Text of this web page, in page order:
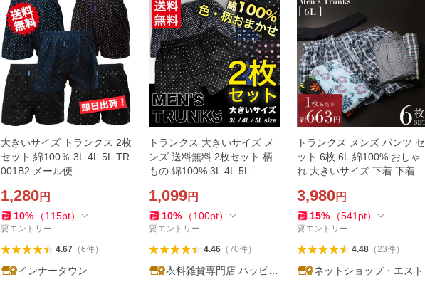
大きいサイズ トランクス 2枚
セット 綿100％ 3L 4L 5L TR
001B2 メール便
1,280円
10% （115pt）
要エントリー
4.67（6件）
インナータウン
トランクス 大きいサイズ メ
ンズ 送料無料 2枚セット 柄
もの 綿100% 3L 4L 5L
1,099円
10% （100pt）
要エントリー
4.46（70件）
衣料雑貨専門店 ハッピー
トランクス メンズ パンツ セ
ット 6枚 6L 綿100% おしゃ
れ 大きいサイズ 下着 下着メ
閉じ 柄 安い
3,980円
15% （541 pt）
要エントリー
4.48（23件）
ネットショップ・エスト